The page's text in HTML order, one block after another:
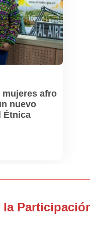
afro
nuevo
Étnica